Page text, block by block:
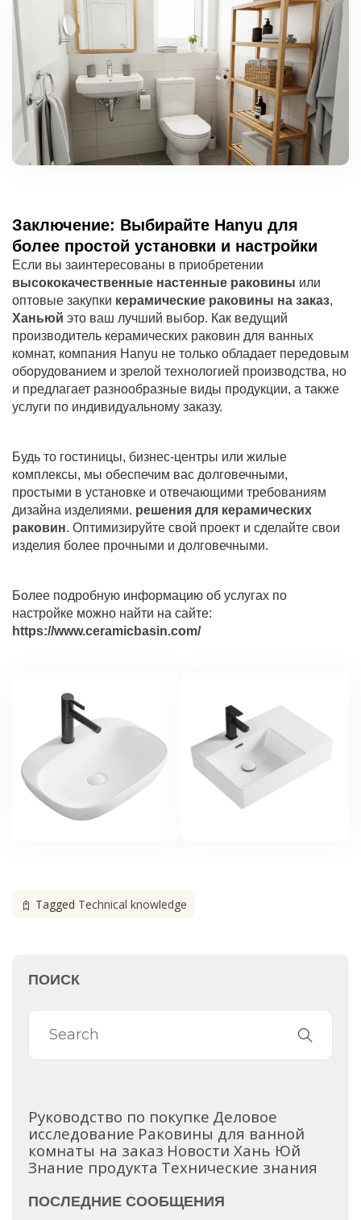
Заключение: Выбирайте Hanyu для
более простой установки и настройки
Если вы заинтересованы в приобретении
высококачественные настенные раковины или
оптовые закупки керамические раковины на заказ,
Ханьюй это ваш лучший выбор. Как ведущий
производитель керамических раковин для ванных
комнат, компания Hanyu не только обладает передовым
оборудованием и зрелой технологией производства, но
и предлагает разнообразные виды продукции, а также
услуги по индивидуальному заказу.
Будь то гостиницы, бизнес-центры или жилые
комплексы, мы обеспечим вас долговечными,
простыми в установке и отвечающими требованиям
дизайна изделиями. решения для керамических
раковин. Оптимизируйте свой проект и сделайте свои
изделия более прочными и долговечными.
Более подробную информацию об услугах по
настройке можно найти на сайте:
https://www.ceramicbasin.com/
Tagged Technical knowledge
ПОИСК
Руководство по покупке Деловое
исследование Раковины для ванной
комнаты на заказ Новости Хань Юй
Знание продукта Технические знания
ПОСЛЕДНИЕ СООБЩЕНИЯ